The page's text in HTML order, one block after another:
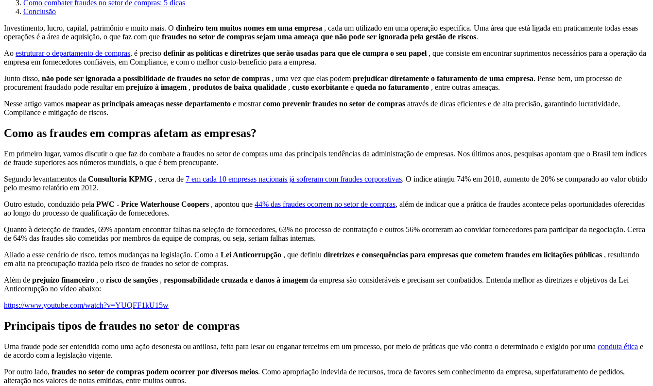
Como combater fraudes no setor de compras: 5 dicas
Conclusão
Investimento, lucro, capital, patrimônio e muito mais. O dinheiro tem muitos nomes em uma empresa , cada um utilizado em uma operação específica. Uma área que está ligada em praticamente todas essas
operações é a área de aquisição, o que faz com que fraudes no setor de compras sejam uma ameaça que não pode ser ignorada pela gestão de riscos.
Ao estruturar o departamento de compras, é preciso definir as políticas e diretrizes que serão usadas para que ele cumpra o seu papel , que consiste em encontrar suprimentos necessários para a operação da
empresa em fornecedores confiáveis, em Compliance, e com o melhor custo-benefício para a empresa.
Junto disso, não pode ser ignorada a possibilidade de fraudes no setor de compras , uma vez que elas podem prejudicar diretamente o faturamento de uma empresa. Pense bem, um processo de
procurement fraudado pode resultar em prejuízo à imagem , produtos de baixa qualidade , custo exorbitante e queda no faturamento , entre outras ameaças.
Nesse artigo vamos mapear as principais ameaças nesse departamento e mostrarcomo prevenir fraudes no setor de compras através de dicas eficientes e de alta precisão, garantindo lucratividade,
Compliance e mitigação de riscos.
Como as fraudes em compras afetam as empresas?
Em primeiro lugar, vamos discutir o que faz do combate a fraudes no setor de compras uma das principais tendências da administração de empresas. Nos últimos anos, pesquisas apontam que o Brasil tem índices
de fraude superiores aos números mundiais, o que é bem preocupante.
Segundo levantamentos da Consultoria KPMG , cerca de 7 em cada 10 empresas nacionais já sofreram com fraudes corporativas. O índice atingiu 74% em 2018, aumento de 20% se comparado ao valor obtido
pelo mesmo relatório em 2012.
Outro estudo, conduzido pela PWC - Price Waterhouse Coopers , apontou que 44% das fraudes ocorrem no setor de compras, além de indicar que a prática de fraudes acontece pelas oportunidades oferecidas
ao longo do processo de qualificação de fornecedores.
Quanto à detecção de fraudes, 69% apontam encontrar falhas na seleção de fornecedores, 63% no processo de contratação e outros 56% ocorreram ao convidar fornecedores para participar da negociação. Cerca
de 64% das fraudes são cometidas por membros da equipe de compras, ou seja, seriam falhas internas.
Aliado a esse cenário de risco, temos mudanças na legislação. Como a Lei Anticorrupção , que definiu diretrizes e consequências para empresas que cometem fraudes em licitações públicas , resultando
em alta na preocupação trazida pelo risco de fraudes no setor de compras.
Além de prejuízo financeiro , o risco de sanções , responsabilidade cruzada e danos à imagem da empresa são consideráveis e precisam ser combatidos. Entenda melhor as diretrizes e objetivos da Lei
Anticorrupção no vídeo abaixo:
https://www.youtube.com/watch?v=YUQFF1kU15w
Principais tipos de fraudes no setor de compras
Uma fraude pode ser entendida como uma ação desonesta ou ardilosa, feita para lesar ou enganar terceiros em um processo, por meio de práticas que vão contra o determinado e exigido por uma conduta ética e
de acordo com a legislação vigente.
Por outro lado, fraudes no setor de compras podem ocorrer por diversos meios. Como apropriação indevida de recursos, troca de favores sem conhecimento da empresa, superfaturamento de pedidos,
alteração nos valores de notas emitidas, entre muitos outros.